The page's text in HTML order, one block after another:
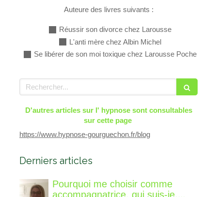
Auteure des livres suivants :
Réussir son divorce chez Larousse
L'anti mère chez Albin Michel
Se libérer de son moi toxique chez Larousse Poche
Rechercher
D'autres articles sur l' hypnose sont consultables
sur cette page
https://www.hypnose-gourguechon.fr/blog
Derniers articles
Pourquoi me choisir comme
accompagnatrice, qui suis-je,